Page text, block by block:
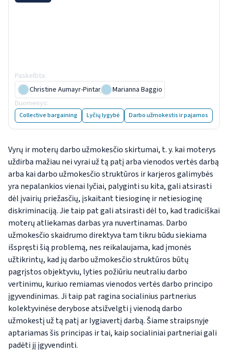
Paskelbta:
Christine Aumayr-Pintar,
Marianna Baggio
Duomenys:
Collective bargaining Lyčių lygybė Darbo užmokestis ir pajamos
Vyrų ir moterų darbo užmokesčio skirtumai, t. y. kai moterys
uždirba mažiau nei vyrai už tą patį arba vienodos vertės darbą
arba kai darbo užmokesčio struktūros ir karjeros galimybės
yra nepalankios vienai lyčiai, palygintisu kita,gali atsirasti
dėl įvairių priežasčių, įskaitant tiesioginę ir netiesioginę
diskriminaciją. Jie taip pat gali atsirasti dėl to, kad tradiciškai
moterų atliekamas darbas yra nuvertinamas. Darbo
užmokesčio skaidrumo direktyva tam tikru būdu siekiama
išspręsti šią problemą, nes reikalaujama, kad įmonės
užtikrintų, kad jų darbo užmokesčio struktūros būtų
pagrįstos objektyviu, lyties požiūriu neutraliu darbo
vertinimu, kuriuo remiamas vienodos vertės darbo principo
įgyvendinimas. Ji taip pat ragina socialinius partnerius
kolektyvinėse derybose atsižvelgti į vienodą darbo
užmokestį už tą patį ar lygiavertį darbą. Šiame straipsnyje
aptariamas šis principas ir tai, kaip socialiniai partneriai gali
padėti jį įgyvendinti.